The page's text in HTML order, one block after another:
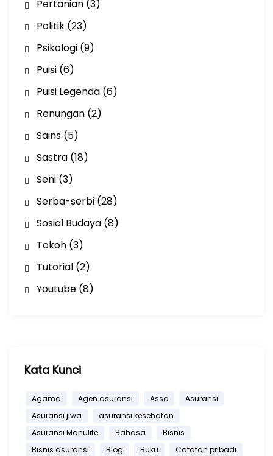
Pertanian(3)
Politik(23)
Psikologi(9)
Puisi(6)
Puisi Legenda(6)
Renungan(2)
Sains(5)
Sastra(18)
Seni(3)
Serba-serbi(28)
Sosial Budaya(8)
Tokoh(3)
Tutorial(2)
Youtube(8)
Kata Kunci
Agama Agen asuransi Asso
Asuransi
Asuransi jiwa
asuransi kesehatan
Asuransi Manulife
Bahasa
Bisnis
Bisnis asuransi
Blog Buku
Catatan pribadi